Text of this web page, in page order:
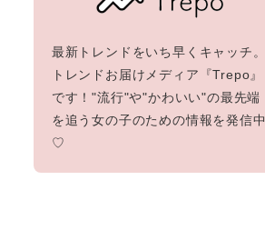
最新トレンドをいち早くキャッチ。
トレンドお届けメディア『Trepo』
です！"流行"や"かわいい"の最先端
を追う女の子のための情報を発信中
♡